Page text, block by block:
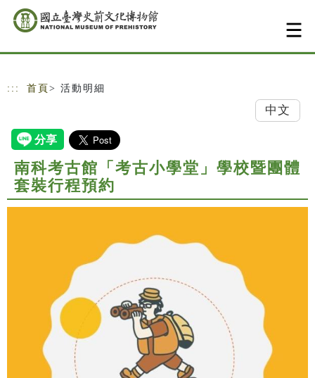
跳到主要內容
網站導覽
::: 首頁 > 活動明細
中文
南科考古館「考古小學堂」學校暨團體
套裝行程預約